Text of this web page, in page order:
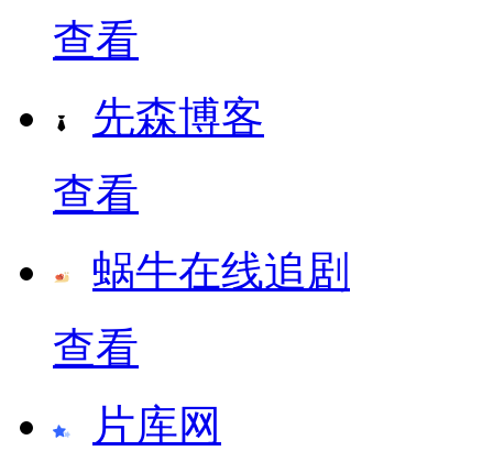
查看
先森博客
查看
蜗牛在线追剧
查看
片库网